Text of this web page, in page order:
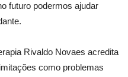
futuro podermos ajudar
Rivaldo Novaes acredita
como problemas